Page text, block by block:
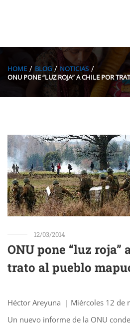
HOME BLOG
NOTICIAS
ONU PONE “LUZ ROJA” A CHILE POR
12/03/2014
ONU pone “luz roja”
trato al pueblo
Héctor Areyuna | Miércoles 12 de
Un nuevo informe de la ONU